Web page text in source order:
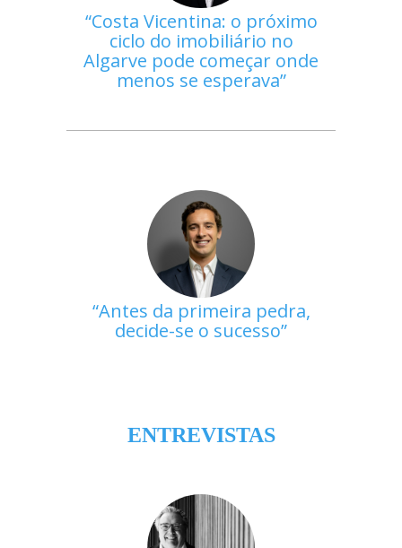
Costa Vicentina: o próximo
ciclo do imobiliário no
Algarve pode começar onde
menos se esperava
Antes da primeira pedra,
decide-se o sucesso
ENTREVISTAS